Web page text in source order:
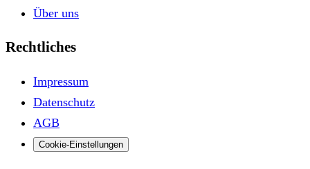
Über uns
Rechtliches
Impressum
Datenschutz
AGB
Cookie-Einstellungen